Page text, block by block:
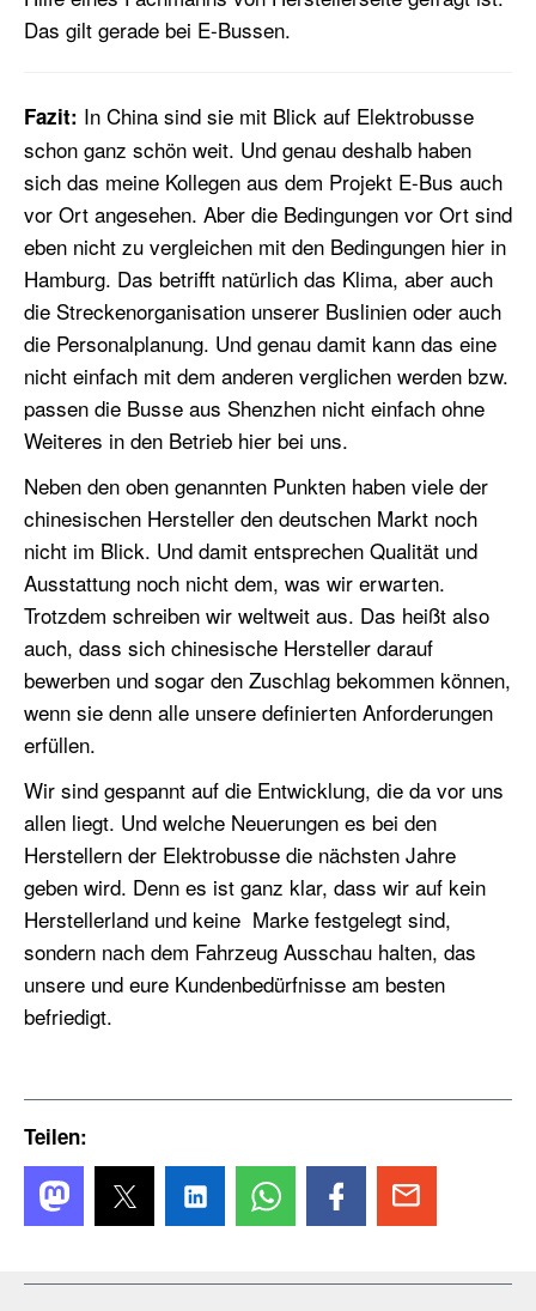
Das gilt gerade bei E-Bussen.
Fazit: In China sind sie mit Blick auf Elektrobusse
schon ganz schön weit. Und genau deshalb haben
sich das meine Kollegen aus dem Projekt E-Bus auch
vor Ort angesehen. Aber die Bedingungen vor Ort sind
eben nicht zu vergleichen mit den Bedingungen hier in
Hamburg. Das betrifft natürlich das Klima, aber auch
die Streckenorganisation unserer Buslinien oder auch
die Personalplanung. Und genau damit kann das eine
nicht einfach mit dem anderen verglichen werden bzw.
passen die Busse aus Shenzhen nicht einfach ohne
Weiteres in den Betrieb hier bei uns.
Neben den oben genannten Punkten haben viele der
chinesischen Hersteller den deutschen Markt noch
nicht im Blick. Und damit entsprechen Qualität und
Ausstattung noch nicht dem, was wir erwarten.
Trotzdem schreiben wir weltweit aus. Das heißt also
auch, dass sich chinesische Hersteller darauf
bewerben und sogar den Zuschlag bekommen können,
wenn sie denn alle unsere definierten Anforderungen
erfüllen.
Wir sind gespannt auf die Entwicklung, die da vor uns
allen liegt. Und welche Neuerungen es bei den
Herstellern der Elektrobusse die nächsten Jahre
geben wird. Denn es ist ganz klar, dass wir auf kein
Herstellerland und keine Marke festgelegt sind,
sondern nach dem Fahrzeug Ausschau halten, das
unsere und eure Kundenbedürfnisse am besten
befriedigt.
Teilen: